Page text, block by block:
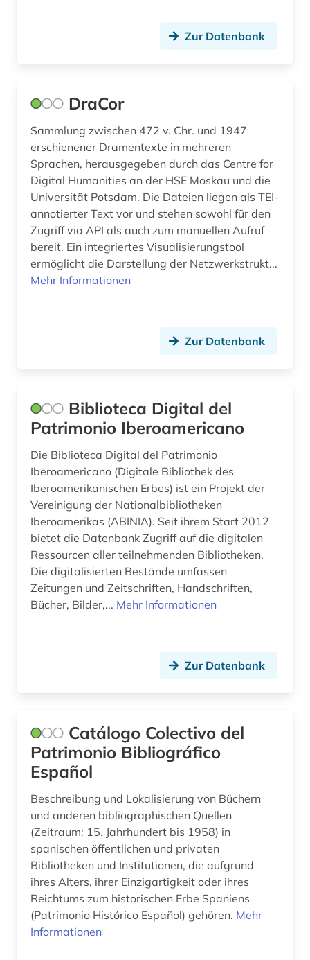
Zur Datenbank
DraCor
Sammlung zwischen 472 v. Chr. und 1947
erschienener Dramentexte in mehreren
Sprachen, herausgegeben durch das Centre for
Digital Humanities an der HSE Moskau und die
Universität Potsdam. Die Dateien liegen als TEI-
annotierter Text vor und stehen sowohl für den
Zugriff via API als auch zum manuellen Aufruf
bereit. Ein integriertes Visualisierungstool
ermöglicht die Darstellung der Netzwerkstrukt...
Mehr Informationen
Zur Datenbank
Biblioteca Digital del
Patrimonio Iberoamericano
Die Biblioteca Digital del Patrimonio
Iberoamericano (Digitale Bibliothek des
Iberoamerikanischen Erbes) ist ein Projekt der
Vereinigung der Nationalbibliotheken
Iberoamerikas (ABINIA). Seit ihrem Start 2012
bietet die Datenbank Zugriff auf die digitalen
Ressourcen aller teilnehmenden Bibliotheken.
Die digitalisierten Bestände umfassen
Zeitungen und Zeitschriften, Handschriften,
Bücher, Bilder,... Mehr Informationen
Zur Datenbank
Catálogo Colectivo del
Patrimonio Bibliográfico
Español
Beschreibung und Lokalisierung von Büchern
und anderen bibliographischen Quellen
(Zeitraum: 15. Jahrhundert bis 1958) in
spanischen öffentlichen und privaten
Bibliotheken und Institutionen, die aufgrund
ihres Alters, ihrer Einzigartigkeit oder ihres
Reichtums zum historischen Erbe Spaniens
(Patrimonio Histórico Español) gehören. Mehr
Informationen